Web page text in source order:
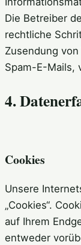
Die Betreiber
rechtliche
Zusendung
Spam-E-Mails,
4.
Cookies
Unsere
„Cookies“.
auf Ihrem
entweder